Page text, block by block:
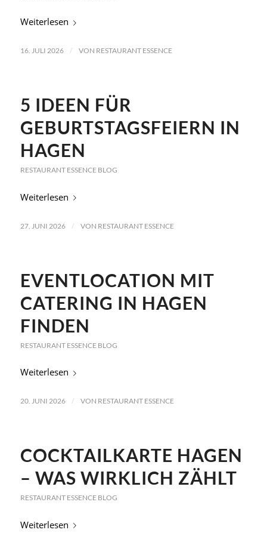
Weiterlesen
16. JULI 2026 / VON RESTAURANT ESSENCE
5 IDEEN FÜR
GEBURTSTAGSFEIERN IN
HAGEN
RESTAURANT ESSENCE BLOG
Weiterlesen
27. JUNI 2026 / VON RESTAURANT ESSENCE
EVENTLOCATION MIT
CATERING IN HAGEN
FINDEN
RESTAURANT ESSENCE BLOG
Weiterlesen
20. JUNI 2026 / VON RESTAURANT ESSENCE
COCKTAILKARTE HAGEN
– WAS WIRKLICH ZÄHLT
RESTAURANT ESSENCE BLOG
Weiterlesen